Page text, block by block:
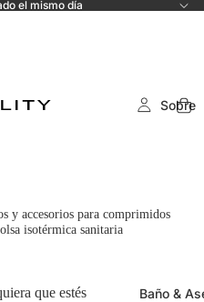
el mismo día
Sobre
Baño &
y accesorios para comprimidos
isotérmica sanitaria
que estés